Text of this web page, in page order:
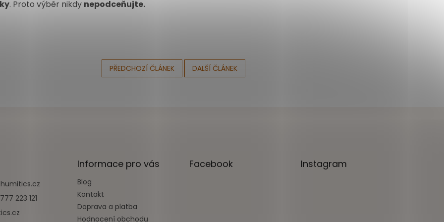
. Proto výběr nikdy nepodceňujte.
PŘEDCHOZÍ ČLÁNEK DALŠÍ ČLÁNEK
humitics.cz
223 121
Informace pro vás
Blog
Kontakt
Doprava a platba
Hodnocení obchodu
Facebook Instagram